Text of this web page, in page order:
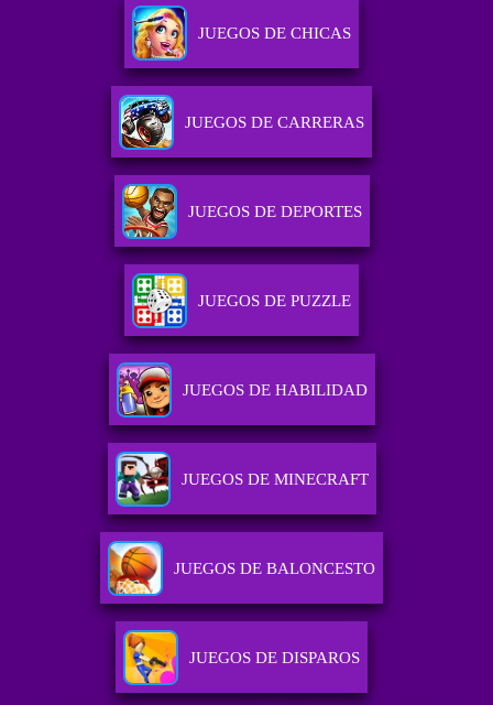
JUEGOS DE CHICAS
JUEGOS DE CARRERAS
JUEGOS DE DEPORTES
JUEGOS DE PUZZLE
JUEGOS DE HABILIDAD
JUEGOS DE MINECRAFT
JUEGOS DE BALONCESTO
JUEGOS DE DISPAROS